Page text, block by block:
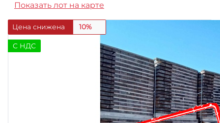
Показать лот на карте
Цена снижена 10%
C НДС